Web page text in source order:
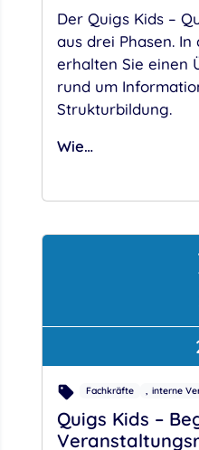
Der Quigs Kids –
aus drei Phasen.
erhalten Sie einen
rund um
Strukturbildung.
Wie…
Quigs Kids –
Fachkräfte interne